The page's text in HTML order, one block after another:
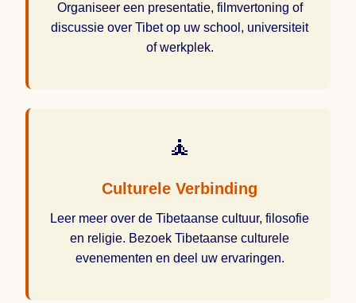
Organiseer een presentatie, filmvertoning of
discussie over Tibet op uw school, universiteit
of werkplek.
🧘
Culturele Verbinding
Leer meer over de Tibetaanse cultuur, filosofie
en religie. Bezoek Tibetaanse culturele
evenementen en deel uw ervaringen.